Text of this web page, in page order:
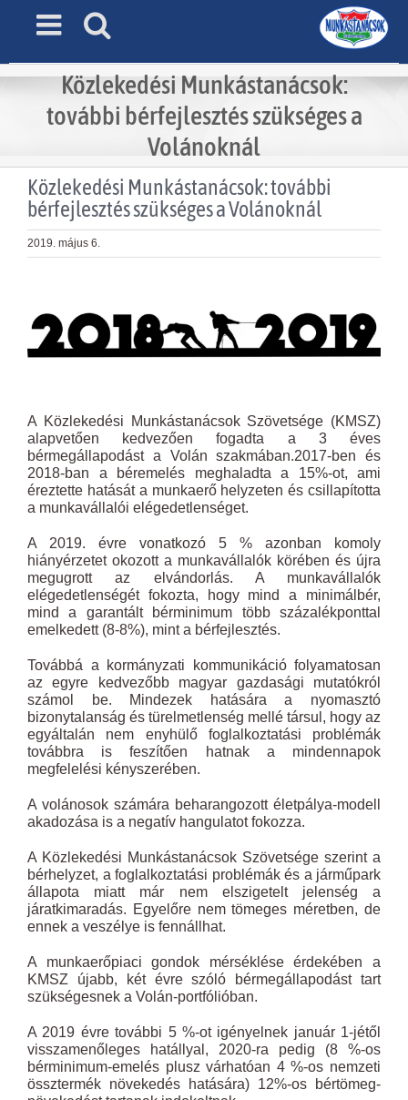
Közlekedési Munkástanácsok:
további bérfejlesztés szükséges a
Volánoknál
Közlekedési Munkástanácsok: további
bérfejlesztés szükséges a Volánoknál
2019. május 6.
Image
A Közlekedési Munkástanácsok Szövetsége (KMSZ)
alapvetően kedvezően fogadta a 3 éves
bérmegállapodást a Volán szakmában.2017-ben és
2018-ban a béremelés meghaladta a 15%-ot, ami
éreztette hatását a munkaerő helyzeten és csillapította
a munkavállalói elégedetlenséget.
A 2019. évre vonatkozó 5 % azonban komoly
hiányérzetet okozott a munkavállalók körében és újra
megugrott az elvándorlás. A munkavállalók
elégedetlenségét fokozta, hogy mind a minimálbér,
mind a garantált bérminimum több százalékponttal
emelkedett (8-8%), mint a bérfejlesztés.
Továbbá a kormányzati kommunikáció folyamatosan
az egyre kedvezőbb magyar gazdasági mutatókról
számol be. Mindezek hatására a nyomasztó
bizonytalanság és türelmetlenség mellé társul, hogy az
egyáltalán nem enyhülő foglalkoztatási problémák
továbbra is feszítően hatnak a mindennapok
megfelelési kényszerében.
A volánosok számára beharangozott életpálya-modell
akadozása is a negatív hangulatot fokozza.
A Közlekedési Munkástanácsok Szövetsége szerint a
bérhelyzet, a foglalkoztatási problémák és a járműpark
állapota miatt már nem elszigetelt jelenség a
járatkimaradás. Egyelőre nem tömeges méretben, de
ennek a veszélye is fennállhat.
A munkaerőpiaci gondok mérséklése érdekében a
KMSZ újabb, két évre szóló bérmegállapodást tart
szükségesnek a Volán-portfólióban.
A 2019 évre további 5 %-ot igényelnek január 1-jétől
visszamenőleges hatállyal, 2020-ra pedig (8 %-os
bérminimum-emelés plusz várhatóan 4 %-os nemzeti
össztermék növekedés hatására) 12%-os bértömeg-